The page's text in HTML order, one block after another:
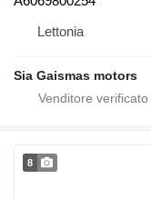
Lettonia
Sia Gaismas motors
8